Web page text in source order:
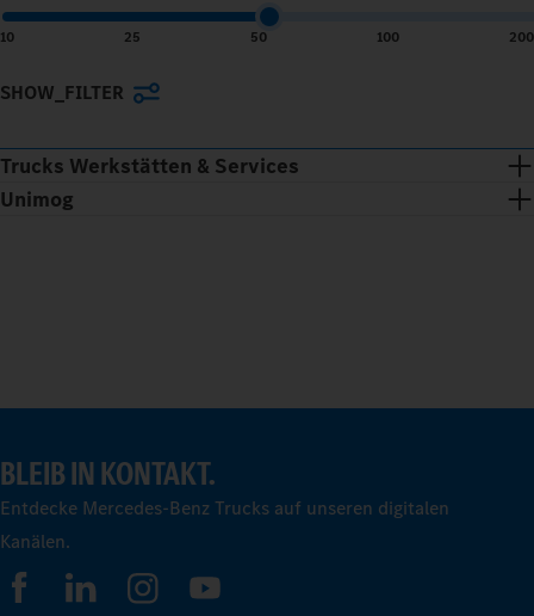
10 25 50 100 200
SHOW_FILTER
Trucks Werkstätten & Services
Unimog
BLEIB IN KONTAKT.
Entdecke Mercedes-Benz Trucks auf unseren digitalen
Kanälen.